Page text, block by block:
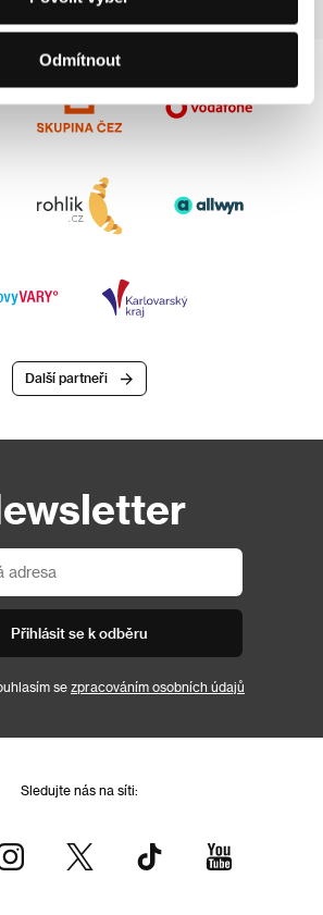
Odmítnout
Další partneři
Přihlásit se k odběru
se zpracováním osobních údajů
Sledujte nás na síti: